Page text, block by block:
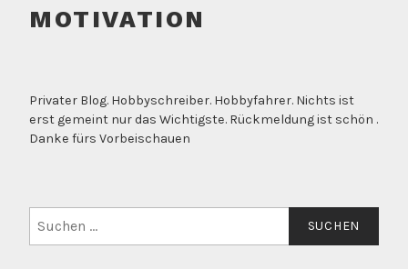
MOTIVATION
Privater Blog. Hobbyschreiber. Hobbyfahrer. Nichts ist
erst gemeint nur das Wichtigste. Rückmeldung ist schön .
Danke fürs Vorbeischauen
nach: